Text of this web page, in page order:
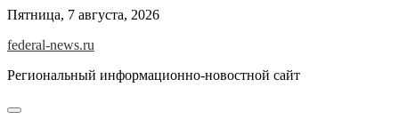
Skip
content
Пятница, 7 августа, 2026
federal-news.ru
Региональный информационно-новостной сайт